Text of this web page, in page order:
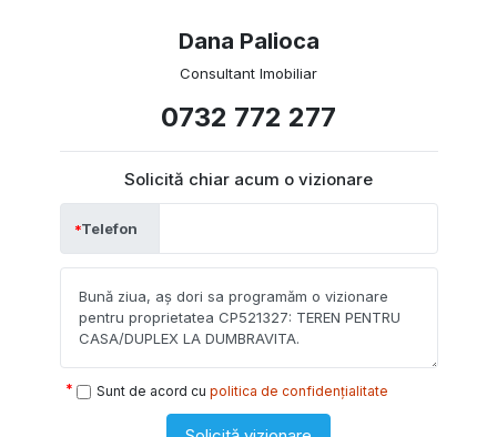
Dana Palioca
Consultant Imobiliar
0732 772 277
Solicită chiar acum o vizionare
Telefon
Sunt de acord cu politica de confidențialitate